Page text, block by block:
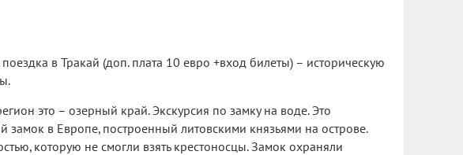
в Тракай (доп. плата 10 евро +вход билеты) – историческую
это – озерный край. Экскурсия по замку на воде. Это
замок в Европе, построенный литовскими князьями на острове.
которую не смогли взять крестоносцы. Замок охраняли